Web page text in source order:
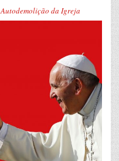
Autodemolição da Igreja